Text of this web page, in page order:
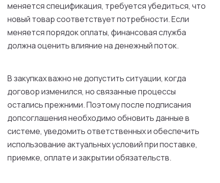
меняется спецификация, требуется убедиться, что
новый товар соответствует потребности. Если
меняется порядок оплаты, финансовая служба
должна оценить влияние на денежный поток.
В закупках важно не допустить ситуации, когда
договор изменился, но связанные процессы
остались прежними. Поэтому после подписания
допсоглашения необходимо обновить данные в
системе, уведомить ответственных и обеспечить
использование актуальных условий при поставке,
приемке, оплате и закрытии обязательств.